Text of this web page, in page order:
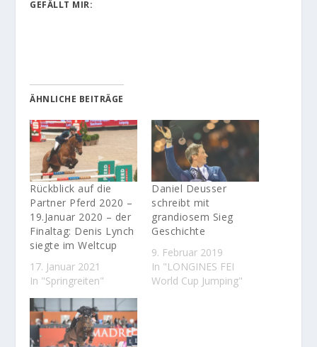
GEFÄLLT MIR:
ÄHNLICHE BEITRÄGE
Rückblick auf die
Partner Pferd 2020 –
19.Januar 2020 – der
Finaltag: Denis Lynch
siegte im Weltcup
17. Januar 2021
In "Springreiten"
Daniel Deusser
schreibt mit
grandiosem Sieg
Geschichte
9. Februar 2019
In "LONGINES FEI
World Cup Jumping"